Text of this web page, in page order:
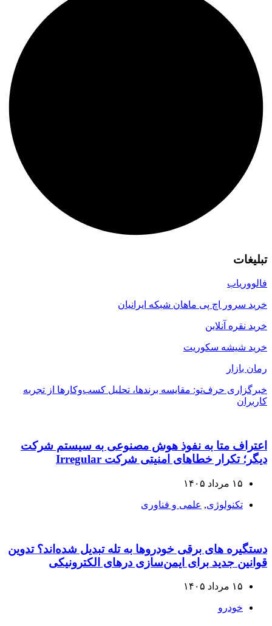
تبلیغات
فالووریاب
خرید سرور اچ پی ماهان شبکه ایرانیان
خرید نقره آنلاین
خرید شیشه سکوریت
رمان بازار
خبرگزاری حرف‌تو: مقایسه برندها، تحلیل کسب‌وکارها از تجربه
کاربران
اعتراف متا به نفوذ هوش مصنوعی به سیستم شرکت
دیگر؛ تکرار خطاهای امنیتی شرکت Irregular
۱۵ مرداد ۱۴۰۵
تکنولوژی, علمی و فناوری
دستگیره‌ های برقی خودروها به تله تبدیل شده‌اند؟ تدوین
قوانین جدید برای ایمن‌سازی درهای الکترونیکی
۱۵ مرداد ۱۴۰۵
خودرو